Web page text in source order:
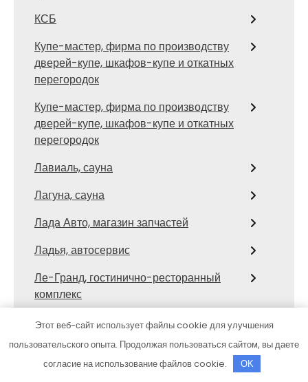
КСБ
Купе-мастер, фирма по производству
дверей-купе, шкафов-купе и откатных
перегородок
Купе-мастер, фирма по производству
дверей-купе, шкафов-купе и откатных
перегородок
Лавиаль, сауна
Лагуна, сауна
Лада Авто, магазин запчастей
Ладья, автосервис
Ле-Гранд, гостинично-ресторанный
комплекс
Ле-Гранд, гостинично-ресторанный
Лесной
Этот веб-сайт использует файлы cookie для улучшения
пользовательского опыта. Продолжая пользоваться сайтом, вы даете
согласие на использование файлов cookie.
OK